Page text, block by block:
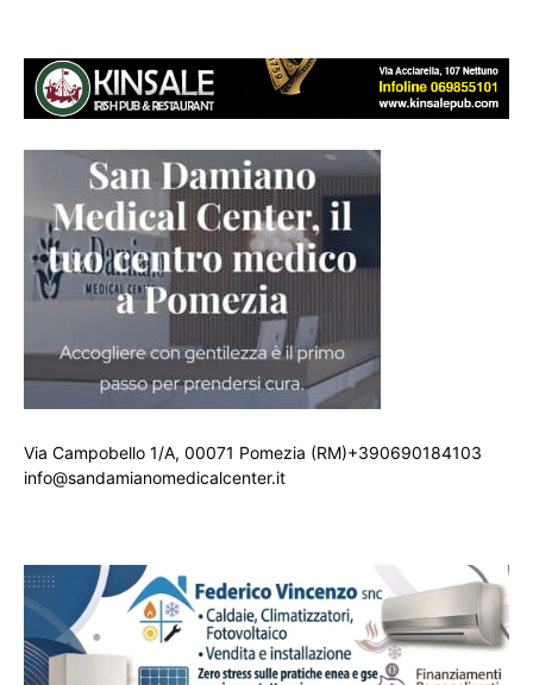
Via Campobello 1/A, 00071 Pomezia (RM)+390690184103
info@sandamianomedicalcenter.it